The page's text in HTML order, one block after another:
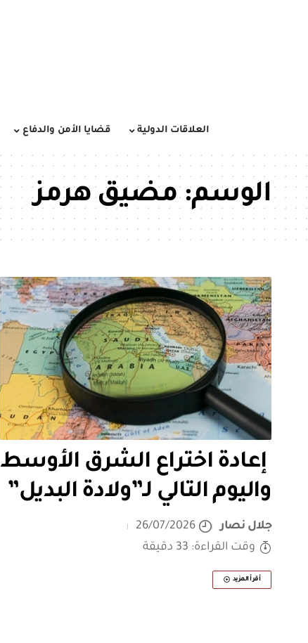
العلاقات الدولية قضايا الأمن والدفاع
الوسم:مضيق هرمز
إعادة اختراع الشرق الأوسط
واليوم التالي لـ”ولادة البديل”
جلال نصار
26/07/2026
وقت القراءة: 33 دقيقة
أقرأ المزيد